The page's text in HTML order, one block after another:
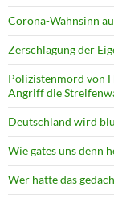
Corona-Wahnsinn
Zerschlagung der
Polizistenmord von
Angriff die
Deutschland wird
Wie gates uns denn
Wer hätte das